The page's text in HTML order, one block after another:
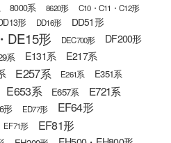
8000系 8620形
C10・C11・C12形
形 DD16形 DD51形
DE15形 DEC700形 DF200形
系 E131系 E217系
E257系 E261系 E351系
E653系 E657系 E721系
形 ED77形 EF64形
EF71形
EF81形